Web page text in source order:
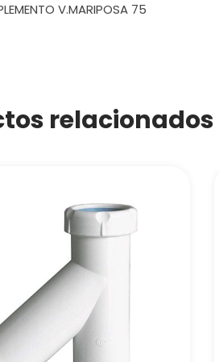
V.MARIPOSA 75
relacionados